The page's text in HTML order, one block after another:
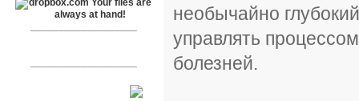
необычайно
управлять
болезней.